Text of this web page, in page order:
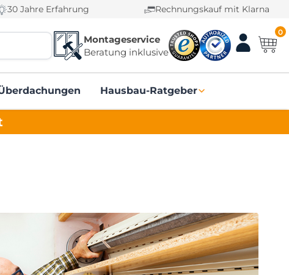
30 Jahre Erfahrung Rechnungskauf mit Klarna
Montageservice
Beratung inklusive
0
Hausbau-Ratgeber